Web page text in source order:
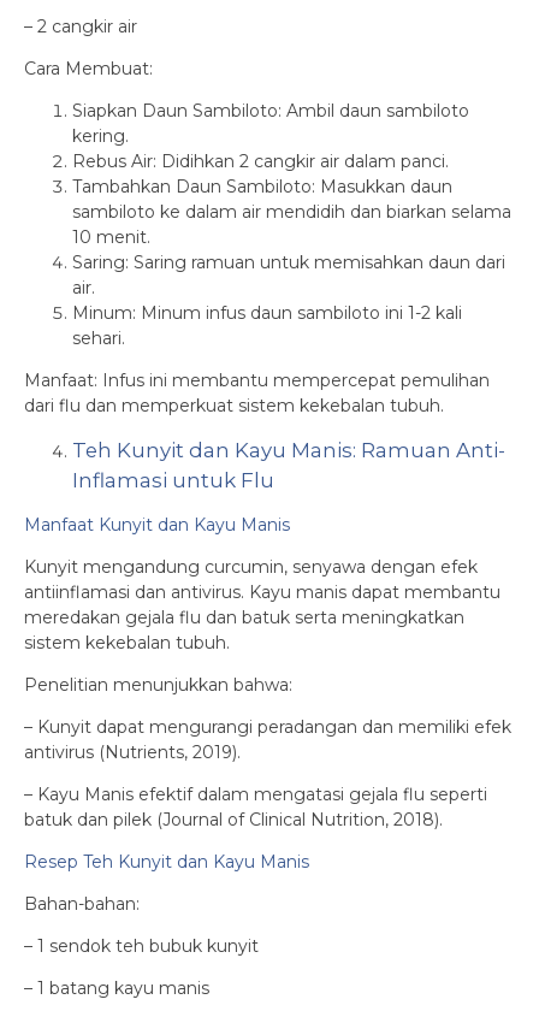
– 2 cangkir air
Cara Membuat:
Siapkan Daun Sambiloto: Ambil daun sambiloto
kering.
Rebus Air: Didihkan 2 cangkir air dalam panci.
Tambahkan Daun Sambiloto: Masukkan daun
sambiloto ke dalam air mendidih dan biarkan selama
10 menit.
Saring: Saring ramuan untuk memisahkan daun dari
air.
Minum: Minum infus daun sambiloto ini 1-2 kali
sehari.
Manfaat: Infus ini membantu mempercepat pemulihan
dari flu dan memperkuat sistem kekebalan tubuh.
Teh Kunyit dan Kayu Manis: Ramuan Anti-
Inflamasi untuk Flu
Manfaat Kunyit dan Kayu Manis
Kunyit mengandung curcumin, senyawa dengan efek
antiinflamasi dan antivirus. Kayu manis dapat membantu
meredakan gejala flu dan batuk serta meningkatkan
sistem kekebalan tubuh.
Penelitian menunjukkan bahwa:
– Kunyit dapat mengurangi peradangan dan memiliki efek
antivirus (Nutrients, 2019).
– Kayu Manis efektif dalam mengatasi gejala flu seperti
batuk dan pilek (Journal of Clinical Nutrition, 2018).
Resep Teh Kunyit dan Kayu Manis
Bahan-bahan:
– 1 sendok teh bubuk kunyit
– 1 batang kayu manis